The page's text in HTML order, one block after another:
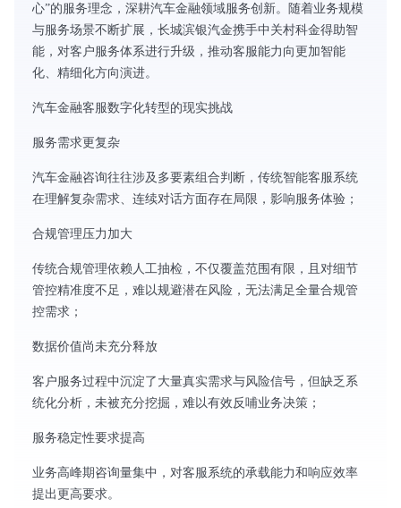
心”的服务理念，深耕汽车金融领域服务创新。随着业务规模
与服务场景不断扩展，长城滨银汽金携手中关村科金得助智
能，对客户服务体系进行升级，推动客服能力向更加智能
化、精细化方向演进。
汽车金融客服数字化转型的现实挑战
服务需求更复杂
汽车金融咨询往往涉及多要素组合判断，传统智能客服系统
在理解复杂需求、连续对话方面存在局限，影响服务体验；
合规管理压力加大
传统合规管理依赖人工抽检，不仅覆盖范围有限，且对细节
管控精准度不足，难以规避潜在风险，无法满足全量合规管
控需求；
数据价值尚未充分释放
客户服务过程中沉淀了大量真实需求与风险信号，但缺乏系
统化分析，未被充分挖掘，难以有效反哺业务决策；
服务稳定性要求提高
业务高峰期咨询量集中，对客服系统的承载能力和响应效率
提出更高要求。